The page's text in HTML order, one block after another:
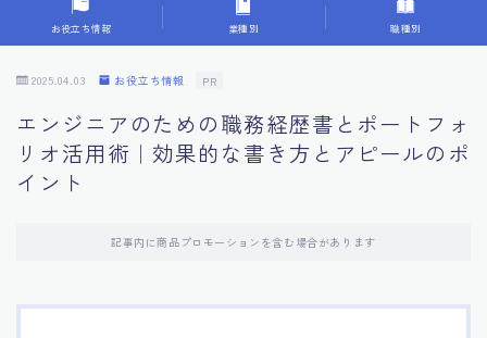
9.転職成功者の事例分析とアドバイス
10.面接官に好印象を与える方法
11.キャリアアップを目指す人の応募書類
12.エージェントから有益情報を得るコツ
お役立ち情報 業種別 職種別
2025.04.03 お役立ち情報 PR
エンジニアのための職務経歴書とポートフォ
リオ活用術｜効果的な書き方とアピールのポ
イント
記事内に商品プロモーションを含む場合があります